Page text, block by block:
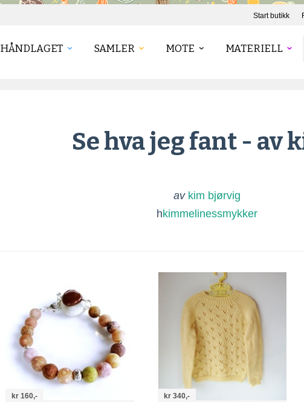
Start butikk
HÅNDLAGET SAMLER MOTE MATERIELL
Se hva jeg fant - av
av kim bjørvig
hkimmelinessmykker
kr 160,- kr 340,-